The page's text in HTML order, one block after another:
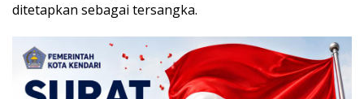
ditetapkan sebagai tersangka.